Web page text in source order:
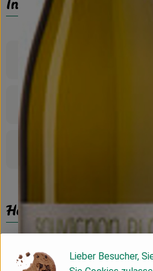
Produktinformationen
Zutaten
Herkunft
Lieber Besucher,